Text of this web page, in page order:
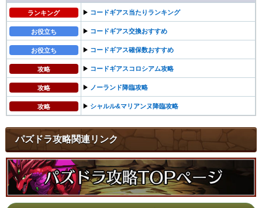
ランキング ▶︎ コードギアス当たりランキング
お役立ち ▶︎ コードギアス交換おすすめ
お役立ち ▶︎ コードギアス確保数おすすめ
攻略 ▶︎ コードギアスコロシアム攻略
攻略 ▶︎ ノーランド降臨攻略
攻略 ▶︎ シャルル&マリアンヌ降臨攻略
パズドラ攻略関連リンク